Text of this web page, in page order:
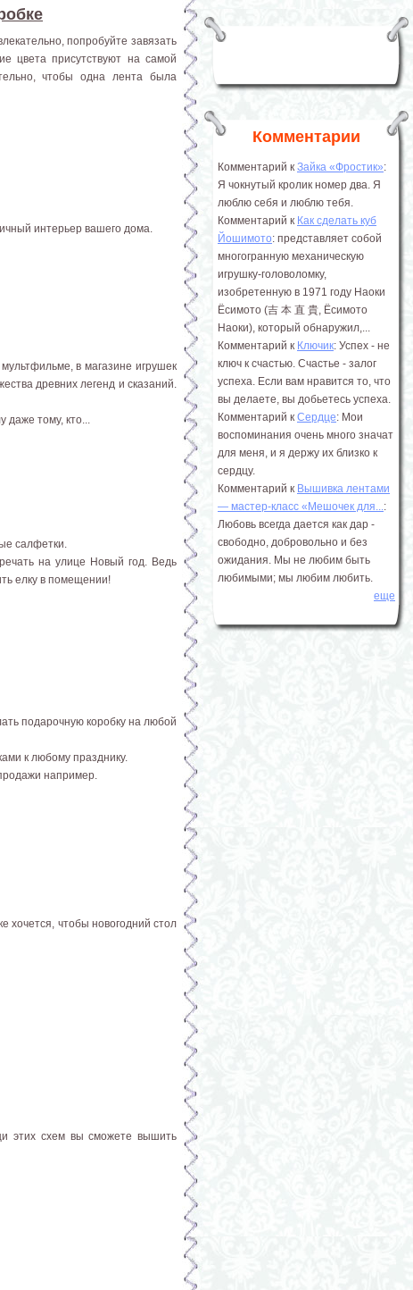
попробуйте завязать
цвета присутствуют на самой
чтобы одна лента была
интерьер вашего дома.
в магазине игрушек
древних легенд и сказаний.
тому, кто...
салфетки.
на улице Новый год. Ведь
елку в помещении!
подарочную коробку на любой
к любому празднику.
например.
хочется, чтобы новогодний стол
этих схем вы сможете вышить
Комментарии
Комментарий к Зайка «Фростик»:
Я чокнутый кролик номер два. Я
люблю себя и люблю тебя.
Комментарий к Как сделать куб
Йошимото: представляет собой
многогранную механическую
игрушку-головоломку,
изобретенную в 1971 году Наоки
Ёсимото (吉 本 直 貴, Ёсимото
Наоки), который обнаружил,...
Комментарий к Ключик: Успех - не
ключ к счастью. Счастье - залог
успеха. Если вам нравится то, что
вы делаете, вы добьетесь успеха.
Комментарий к Сердце: Мои
воспоминания очень много значат
для меня, и я держу их близко к
сердцу.
Комментарий к Вышивка лентами
― мастер-класс «Мешочек для...:
Любовь всегда дается как дар -
свободно, добровольно и без
ожидания. Мы не любим быть
любимыми; мы любим любить.
еще